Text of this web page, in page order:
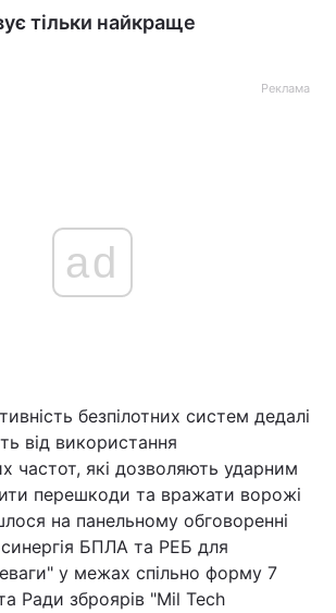
тільки найкраще
Реклама
ad
безпілотних систем дедалі
від використання
частот, які дозволяють ударним
перешкоди та вражати ворожі
на панельному обговоренні
синергія БПЛА та РЕБ для
у межах спільно форму 7
Ради зброярів "Mil Tech